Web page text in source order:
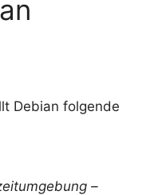
Debian folgende
–